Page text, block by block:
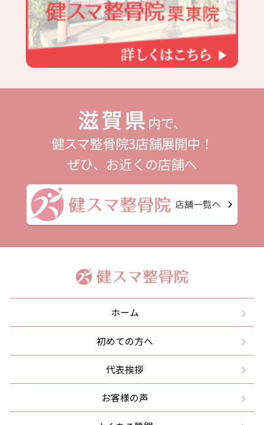
滋賀県 内で、
健スマ整骨院3店舗展開中！
ぜひ、お近くの店舗へ
ホーム
初めての方へ
代表挨拶
お客様の声